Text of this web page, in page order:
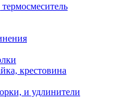
крестовина
и удлинители